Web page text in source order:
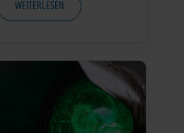
WEITERLESEN